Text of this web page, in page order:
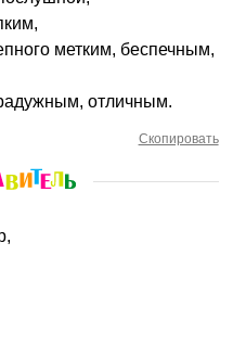
метким, беспечным,
отличным.
Скопировать